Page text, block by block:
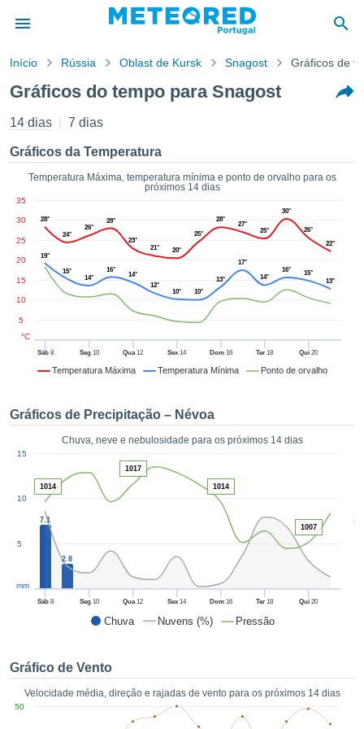
da
foi
por
para
que as
a este
das
opções:
e
forma
digital
fornecer-
de alta
botão
a
o
no
como
CONTINUAR
CONFIGURAÇÕES
Início Rússia Oblast de Kursk Snagost Gráficos de
Gráficos do tempo para Snagost
14 dias 7 dias
Gráficos da Temperatura
Temperatura Máxima, temperatura mínima e ponto de orvalho para os
próximos 14 dias
Temperatura Máxima Temperatura Mínima Ponto de orvalho
Sáb8 Seg10 Qua12 Sex 14 Dom16 Ter 18 Qui 20
5
10
15
20
25
30
35
°C
28°
24°
26°
28°
23°
21°
20°
25°
28°
27°
25°
30°
26°
22°
19°
15°
14°
16°
14°
12°
10°
10°
13°
17°
14°
16°
15°
13°
Gráficos de Precipitação – Névoa
Chuva, neve e nebulosidade para os próximos 14 dias
Chuva Nuvens (%) Pressão
50
Sáb8 Seg10 Qua12 Sex 14 Dom16 Ter 18 Qui 20
5
10
15
mm
7.1
2.8
1014
1017
1014
1007
Gráfico de Vento
Velocidade média, direção e rajadas de vento para os próximos 14 dias
50